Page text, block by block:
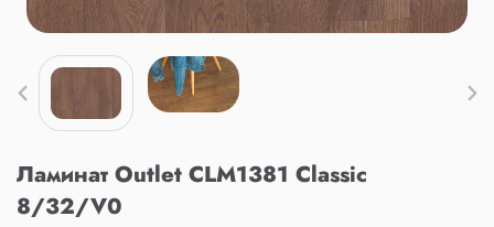
Ламинат Outlet CLM1381 Classic
8/32/V0